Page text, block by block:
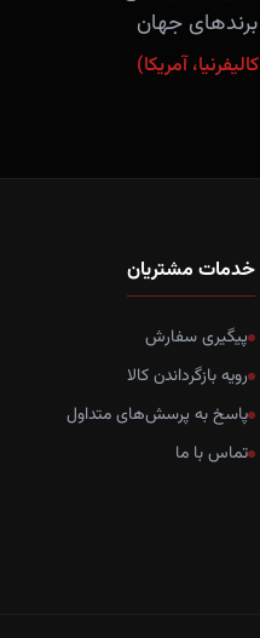
برندهای جهان
آمریکا)
خدمات مشتریان
پیگیری سفارش
رویه بازگرداندن کالا
پاسخ به پرسش‌های متداول
تماس با ما